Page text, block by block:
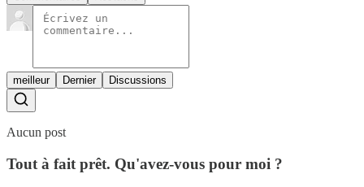
meilleur Dernier Discussions
Aucun post
Tout à fait prêt. Qu'avez-vous pour moi ?